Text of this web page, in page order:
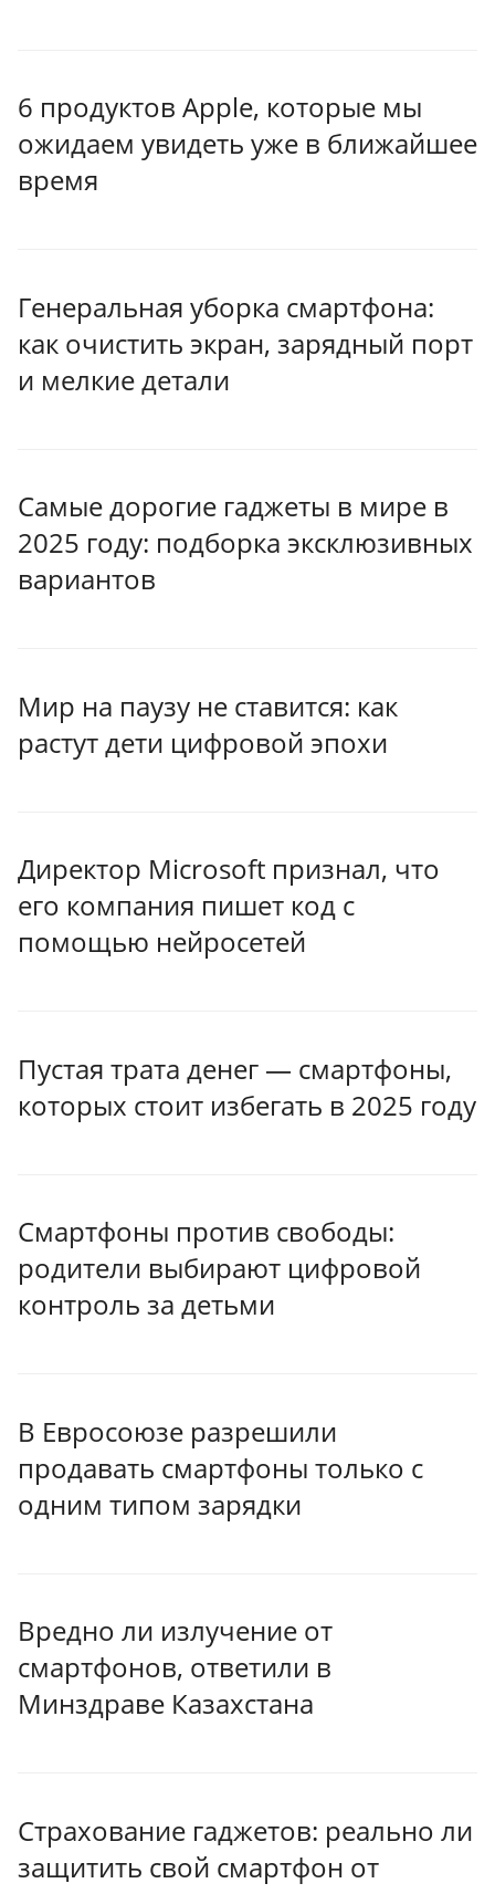
6 продуктов Apple, которые мы
ожидаем увидеть уже в ближайшее
время
Генеральная уборка смартфона:
как очистить экран, зарядный порт
и мелкие детали
Самые дорогие гаджеты в мире в
2025 году: подборка эксклюзивных
вариантов
Мир на паузу не ставится: как
растут дети цифровой эпохи
Директор Microsoft признал, что
его компания пишет код с
помощью нейросетей
Пустая трата денег — смартфоны,
которых стоит избегать в 2025 году
Смартфоны против свободы:
родители выбирают цифровой
контроль за детьми
В Евросоюзе разрешили
продавать смартфоны только с
одним типом зарядки
Вредно ли излучение от
смартфонов, ответили в
Минздраве Казахстана
Страхование гаджетов: реально ли
защитить свой смартфон от